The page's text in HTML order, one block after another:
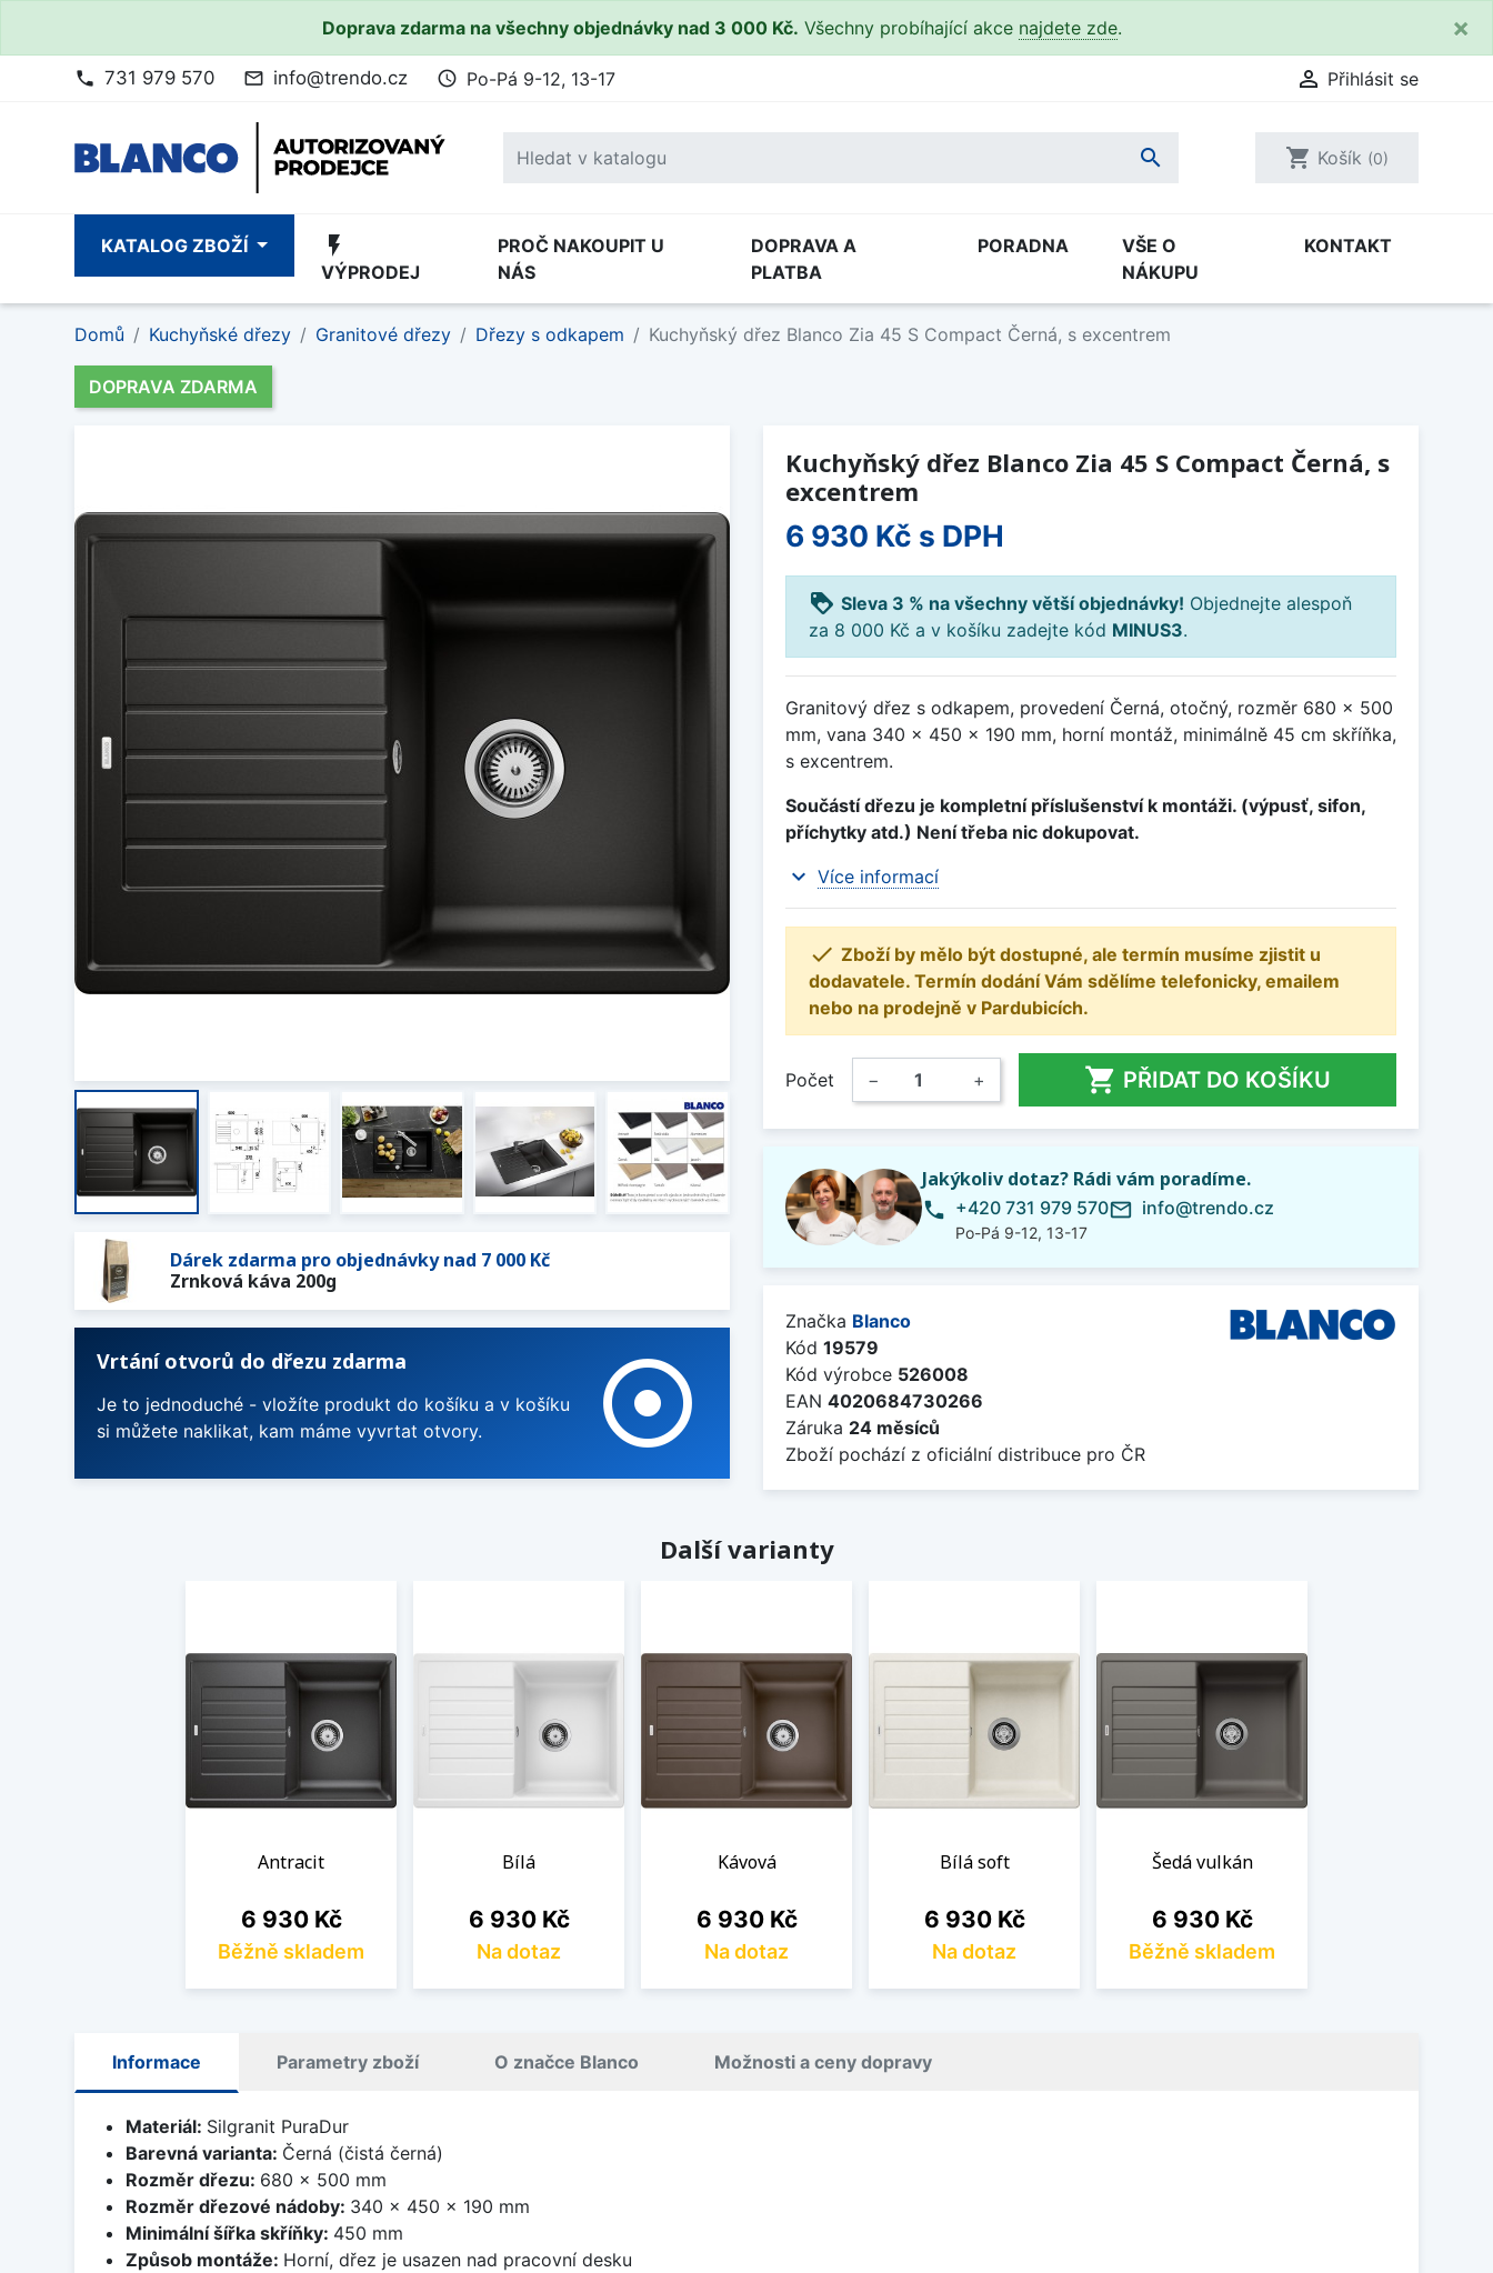
Doprava zdarma na všechny objednávky nad 3 000 Kč. Všechny probíhající akce najdete zde. ×
phone 731 979 570 mail_outline info@trendo.cz access_time Po-Pá 9-12, 13-17  Přihlásit se
 shopping_cart Košík (0)
KATALOG ZBOŽÍ flash_on
VÝPRODEJ
PROČ NAKOUPIT U
NÁS
DOPRAVA A
PLATBA
PORADNA
VŠE O
NÁKUPU
KONTAKT
Domů Kuchyňské dřezy Granitové dřezy Dřezy s odkapem Kuchyňský dřez Blanco Zia 45 S Compact Černá, s excentrem
DOPRAVA ZDARMA
Dárek zdarma pro objednávky nad 7 000 Kč
Zrnková káva 200g
Vrtání otvorů do dřezu zdarma
Je to jednoduché - vložíte produkt do košíku a v košíku
si můžete naklikat, kam máme vyvrtat otvory.
adjust
Kuchyňský dřez Blanco Zia 45 S Compact Černá, s
excentrem
6 930 Kč s DPH
loyalty Sleva 3 % na všechny větší objednávky! Objednejte alespoň
za 8 000 Kč a v košíku zadejte kód MINUS3.
Granitový dřez s odkapem, provedení Černá, otočný, rozměr 680 x 500
mm, vana 340 x 450 x 190 mm, horní montáž, minimálně 45 cm skříňka,
s excentrem.
Součástí dřezu je kompletní příslušenství k montáži. (výpusť, sifon,
příchytky atd.) Není třeba nic dokupovat.
expand_more Více informací
 Zboží by mělo být dostupné, ale termín musíme zjistit u
dodavatele. Termín dodání Vám sdělíme telefonicky, emailem
nebo na prodejně v Pardubicích.
Počet − +  PŘIDAT DO KOŠÍKU
Jakýkoliv dotaz? Rádi vám poradíme.
phone +420 731 979 570
Po-Pá 9-12, 13-17
mail_outline info@trendo.cz
Značka Blanco
Kód 19579
Kód výrobce 526008
EAN 4020684730266
Záruka 24 měsíců
Zboží pochází z oficiální distribuce pro ČR
Další varianty
Antracit
Cena
6 930 Kč
Běžně skladem
Bílá
Cena
6 930 Kč
Na dotaz
Kávová
Cena
6 930 Kč
Na dotaz
Bílá soft
Cena
6 930 Kč
Na dotaz
Šedá vulkán
Cena
6 930 Kč
Běžně skladem
Informace Parametry zboží O značce Blanco Možnosti a ceny dopravy
Materiál: Silgranit PuraDur
Barevná varianta: Černá (čistá černá)
Rozměr dřezu: 680 x 500 mm
Rozměr dřezové nádoby: 340 x 450 x 190 mm
Minimální šířka skříňky: 450 mm
Způsob montáže: Horní, dřez je usazen nad pracovní desku